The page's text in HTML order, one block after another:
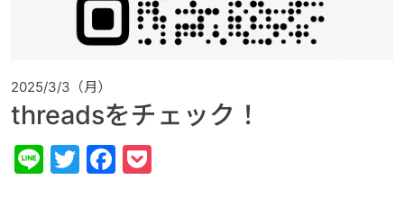
2025/3/3（月）
threadsをチェック！
LineTwitterFacebook